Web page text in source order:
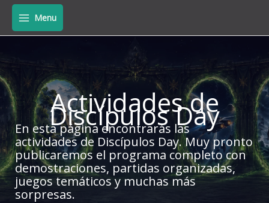
Skip
content
Menu
Actividades de
Discípulos Day
En esta página encontrarás las
actividades de Discípulos Day. Muy pronto
publicaremos el programa completo con
demostraciones, partidas organizadas,
juegos temáticos y muchas más
sorpresas.